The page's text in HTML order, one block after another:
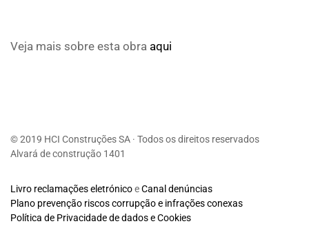
Veja mais sobre esta obra aqui
© 2019 HCI Construções SA · Todos os direitos reservados
Alvará de construção 1401
Livro reclamações eletrónicoeCanal denúncias
Plano prevenção riscos corrupção e infrações conexas
Política de Privacidade de dados e Cookies